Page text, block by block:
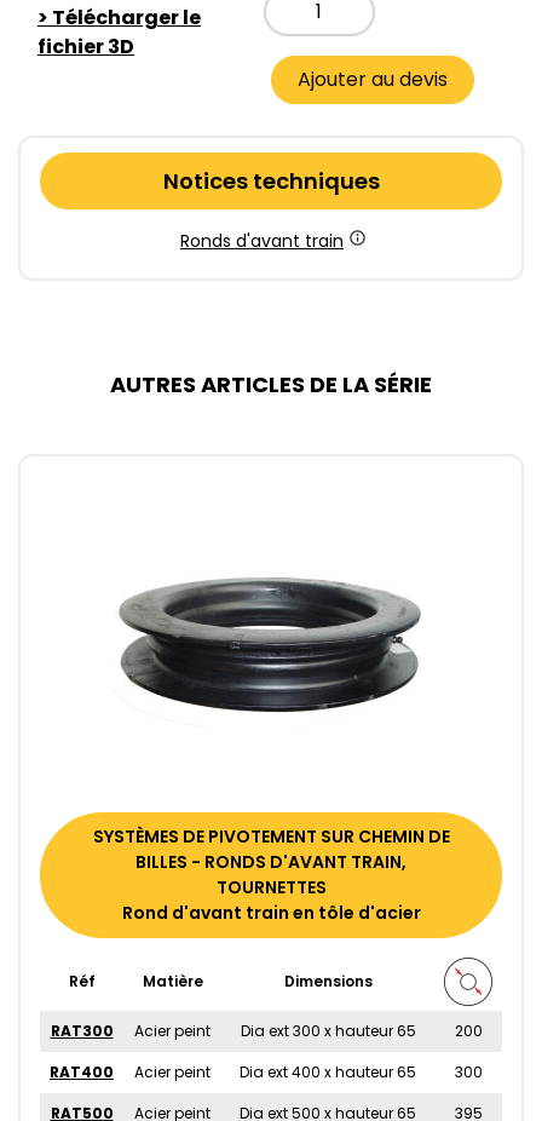
> Télécharger le
fichier 3D
Ajouter au devis
Notices techniques
Ronds d'avant train
AUTRES ARTICLES DE LA SÉRIE
SYSTÈMES DE PIVOTEMENT SUR CHEMIN DE
BILLES - RONDS D'AVANT TRAIN,
TOURNETTES
Rond d'avant train en tôle d'acier
Réf Matière Dimensions
RAT300 Acier peint Dia ext 300 x hauteur 65
200
RAT400
Acier peint Dia ext 400 x hauteur 65
300
RAT500
Acier peint Dia ext 500 x hauteur 65
395